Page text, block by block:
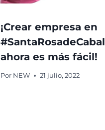
¡Crear empresa en
#SantaRosadeCabal
ahora es más fácil!
Por NEW 21 julio, 2022